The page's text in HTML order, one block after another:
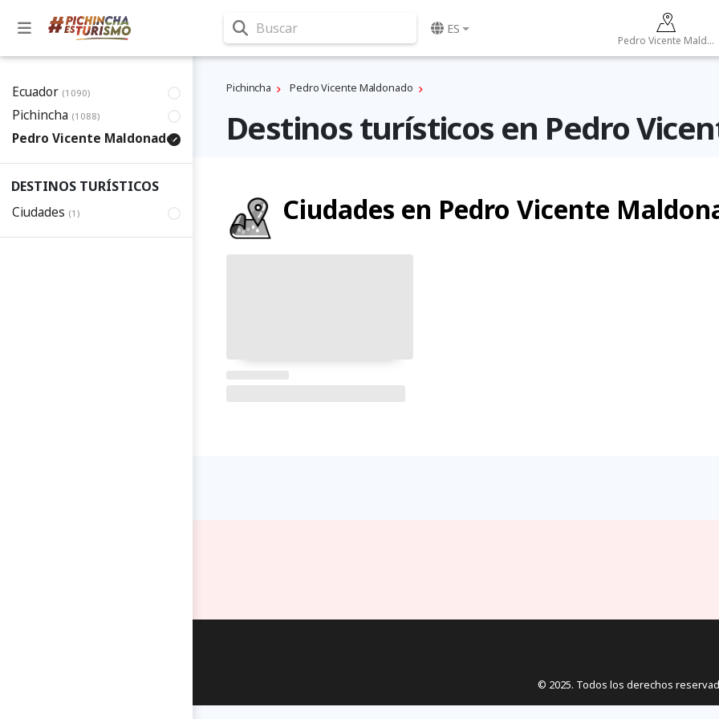
Buscar ES
Pedro Vicente Maldonado
Ecuador (1090)
Pichincha (1088)
Pedro Vicente Maldonado(29)
DESTINOS TURÍSTICOS
Ciudades (1)
Pichincha Pedro Vicente Maldonado
Destinos turísticos en Pedro
Ciudades en Pedro Vicente
© 2025. Todos los derechos